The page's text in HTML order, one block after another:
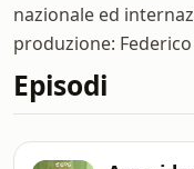
nazionale ed
produzione:
Episodi